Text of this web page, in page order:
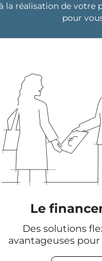
la réalisation de votre
pour
Le
Des solutions
avantageuses pour